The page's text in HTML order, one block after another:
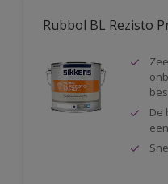
Rubbol BL Rezisto
De